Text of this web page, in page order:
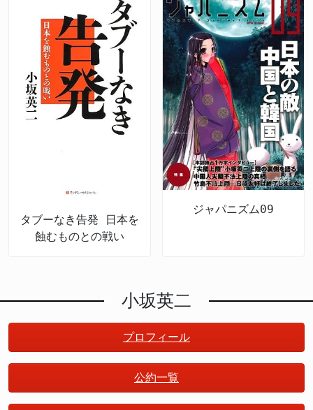
タブーなき告発 日本を
蝕むものとの戦い
ジャパニズム09
小坂英二
プロフィール
公約一覧